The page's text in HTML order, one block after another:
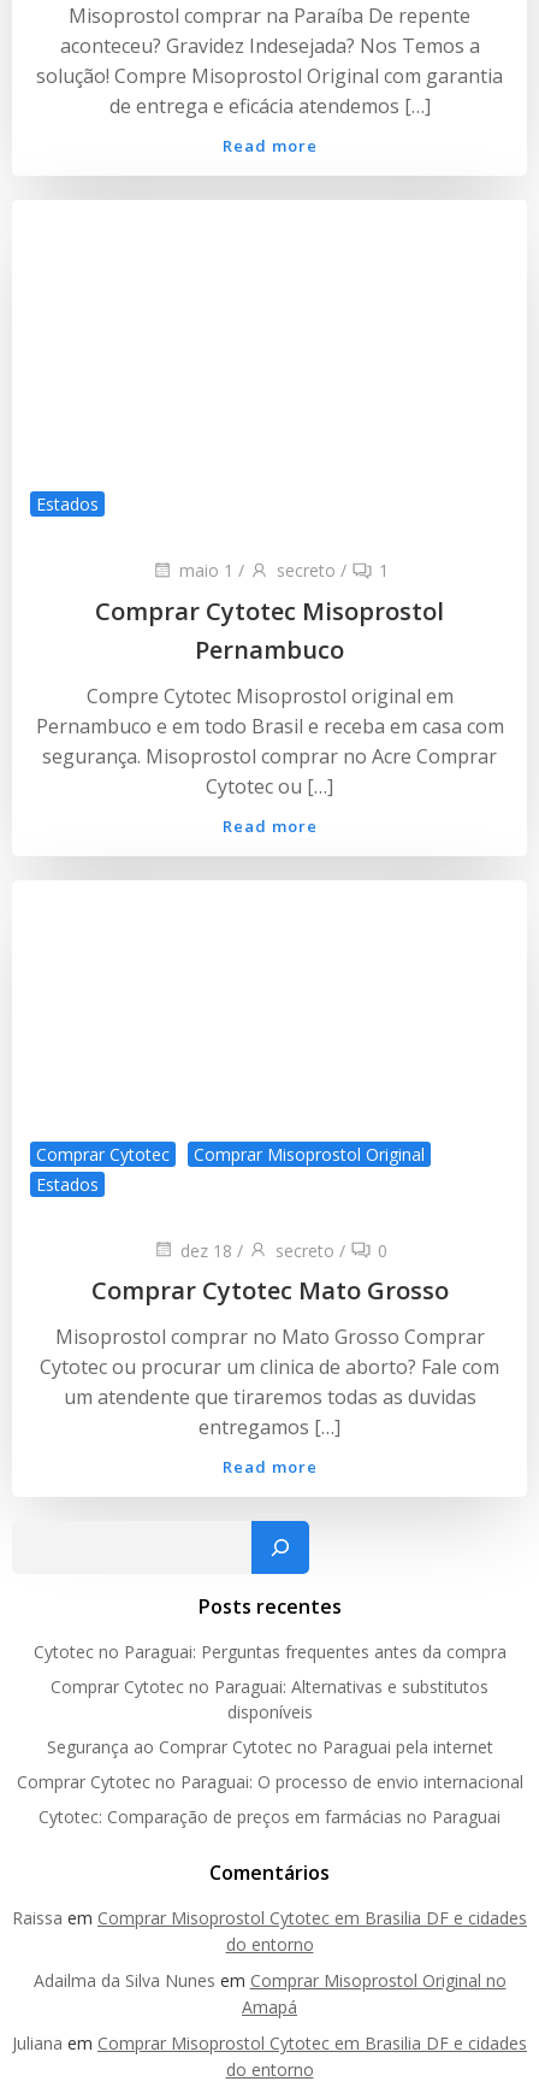
Misoprostol comprar na Paraíba De repente
aconteceu? Gravidez Indesejada? Nos Temos a
solução! Compre Misoprostol Original com garantia
de entrega e eficácia atendemos […]
Read more
Estados
maio 1 / secreto / 1
Comprar Cytotec Misoprostol
Pernambuco
Compre Cytotec Misoprostol original em
Pernambuco e em todo Brasil e receba em casa com
segurança. Misoprostol comprar no Acre Comprar
Cytotec ou […]
Read more
Comprar Cytotec
Comprar Misoprostol Original
Estados
dez 18 / secreto / 0
Comprar Cytotec Mato Grosso
Misoprostol comprar no Mato Grosso Comprar
Cytotec ou procurar um clinica de aborto? Fale com
um atendente que tiraremos todas as duvidas
entregamos […]
Read more
Pesquisar
Posts recentes
Cytotec no Paraguai: Perguntas frequentes antes da compra
Comprar Cytotec no Paraguai: Alternativas e substitutos
disponíveis
Segurança ao Comprar Cytotec no Paraguai pela internet
Comprar Cytotec no Paraguai: O processo de envio internacional
Cytotec: Comparação de preços em farmácias no Paraguai
Comentários
Raissa em Comprar Misoprostol Cytotec em Brasilia DF e cidades
do entorno
Adailma da Silva Nunes em Comprar Misoprostol Original no
Amapá
Juliana em Comprar Misoprostol Cytotec em Brasilia DF e cidades
do entorno